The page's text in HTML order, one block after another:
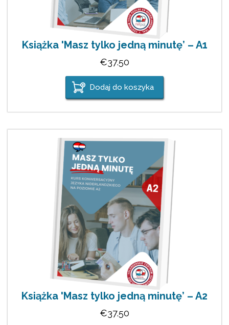
Książka 'Masz tylko jedną minutę’ – A1
€37.50
Dodaj do koszyka
Książka 'Masz tylko jedną minutę’ – A2
€37.50